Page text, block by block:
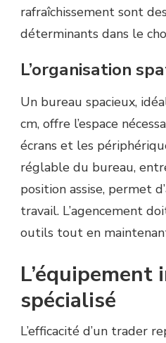
rafraîchissement sont
déterminants dans le
L’organisation
Un bureau spacieux,
cm, offre l’espace
écrans et les
réglable du bureau,
position assise, permet
travail. L’agencement
outils tout en
spécialisé
L’efficacité d’un trader